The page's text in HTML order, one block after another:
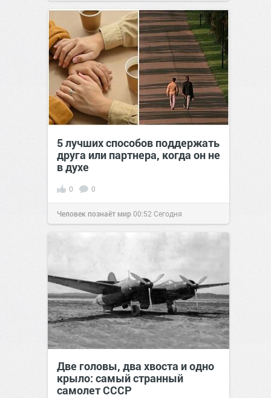
5 лучших способов поддержать
друга или партнера, когда он не
в духе
0 0
Человек познаёт мир00:52 Сегодня
Две головы, два хвоста и одно
крыло: самый странный
самолет СССР